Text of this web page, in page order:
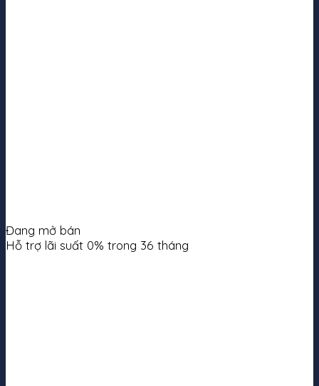
Đang mở bán
Hỗ trợ lãi suất 0% trong 36 tháng